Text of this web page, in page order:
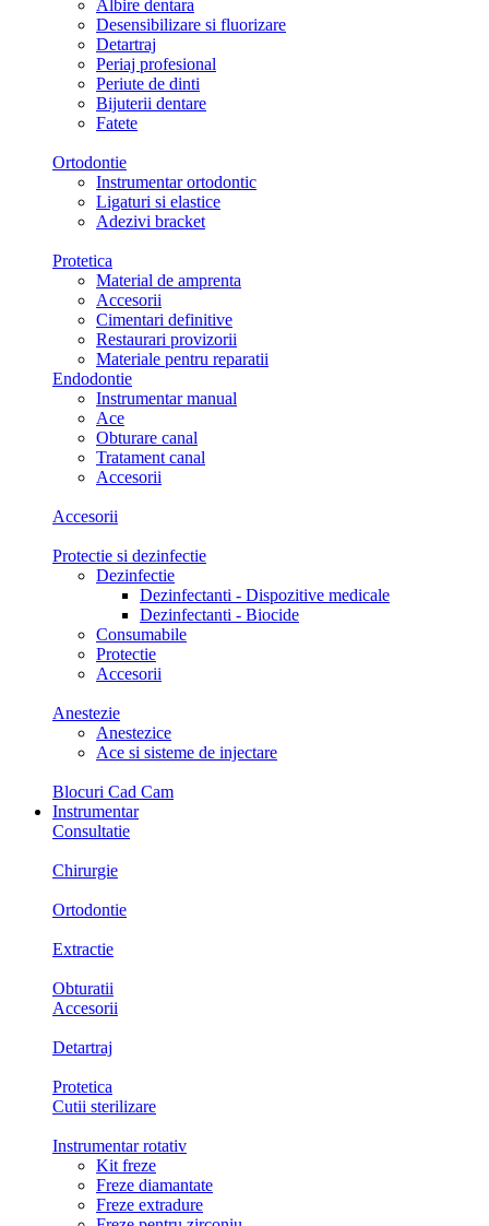
Albire dentara
Desensibilizare si fluorizare
Detartraj
Periaj profesional
Periute de dinti
Bijuterii dentare
Fatete
Ortodontie
Instrumentar ortodontic
Ligaturi si elastice
Adezivi bracket
Protetica
Material de amprenta
Accesorii
Cimentari definitive
Restaurari provizorii
Materiale pentru reparatii
Endodontie
Instrumentar manual
Ace
Obturare canal
Tratament canal
Accesorii
Accesorii
Protectie si dezinfectie
Dezinfectie
Dezinfectanti - Dispozitive medicale
Dezinfectanti - Biocide
Consumabile
Protectie
Accesorii
Anestezie
Anestezice
Ace si sisteme de injectare
Blocuri Cad Cam
Instrumentar
Consultatie
Chirurgie
Ortodontie
Extractie
Obturatii
Accesorii
Detartraj
Protetica
Cutii sterilizare
Instrumentar rotativ
Kit freze
Freze diamantate
Freze extradure